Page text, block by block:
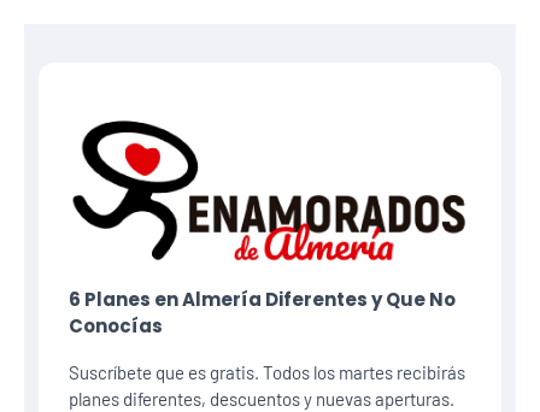
6 Planes​ en Almería Diferentes y Que No
Conocías
Suscríbete que es gratis. Todos los martes recibirás
planes diferentes, descuentos y nuevas aperturas.